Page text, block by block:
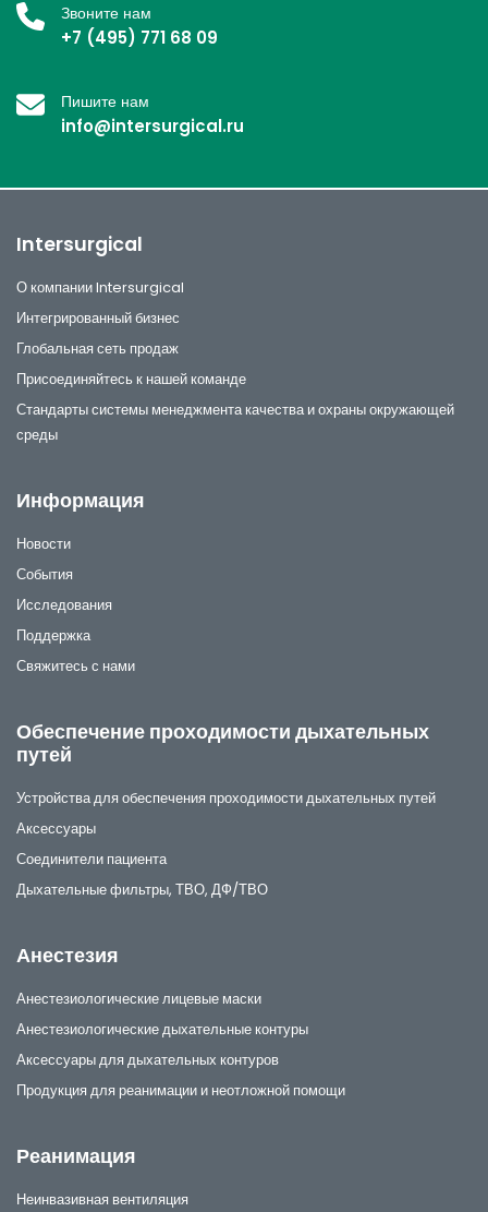
Звоните нам
+7 (495) 771 68 09
Пишите нам
info@intersurgical.ru
Intersurgical
О компании Intersurgical
Интегрированный бизнес
Глобальная сеть продаж
Присоединяйтесь к нашей команде
Стандарты системы менеджмента качества и охраны окружающей
среды
Информация
Новости
События
Исследования
Поддержка
Свяжитесь с нами
Обеспечение проходимости дыхательных
путей
Устройства для обеспечения проходимости дыхательных путей
Аксессуары
Соединители пациента
Дыхательные фильтры, ТВО, ДФ/ТВО
Анестезия
Анестезиологические лицевые маски
Анестезиологические дыхательные контуры
Аксессуары для дыхательных контуров
Продукция для реанимации и неотложной помощи
Реанимация
Неинвазивная вентиляция